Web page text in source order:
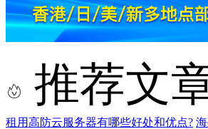
推荐文
租用高防云服务器有哪些好处和优点?